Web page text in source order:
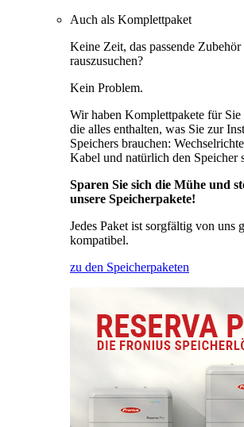
Auch als Komplettpaket
Keine Zeit, das passende
rauszusuchen?
Kein Problem.
Wir haben Komplettpakete für Sie
die alles enthalten, was Sie zur
Speichers brauchen:
Kabel und natürlich den Speicher
Sparen Sie sich die Mühe und
unsere Speicherpakete!
Jedes Paket ist sorgfältig von uns
kompatibel.
zu den Speicherpaketen